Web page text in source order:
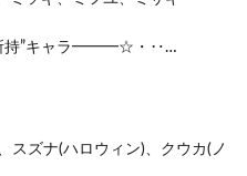
”キャラ━━━☆・‥…
スズナ(ハロウィン)、クウカ(ノ